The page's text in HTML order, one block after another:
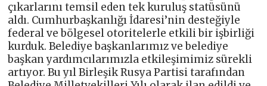
çıkarlarını temsil eden tek kuruluş statüsünü
aldı. Cumhurbaşkanlığı İdaresi’nin desteğiyle
federal ve bölgesel otoritelerle etkili bir işbirliği
kurduk. Belediye başkanlarımız ve belediye
başkan yardımcılarımızla etkileşimimiz sürekli
artıyor. Bu yıl Birleşik Rusya Partisi tarafından